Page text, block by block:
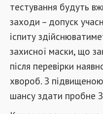
тестування будуть
заходи – допуск
іспиту
захисної маски, що
після перевірки
хвороб. З
шансу здати пробне